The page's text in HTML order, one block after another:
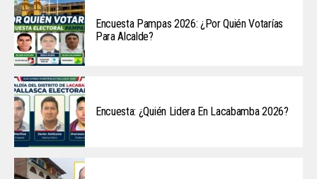
Encuesta Pampas 2026: ¿Por Quién Votarías
Para Alcalde?
Encuesta: ¿Quién Lidera En Lacabamba 2026?